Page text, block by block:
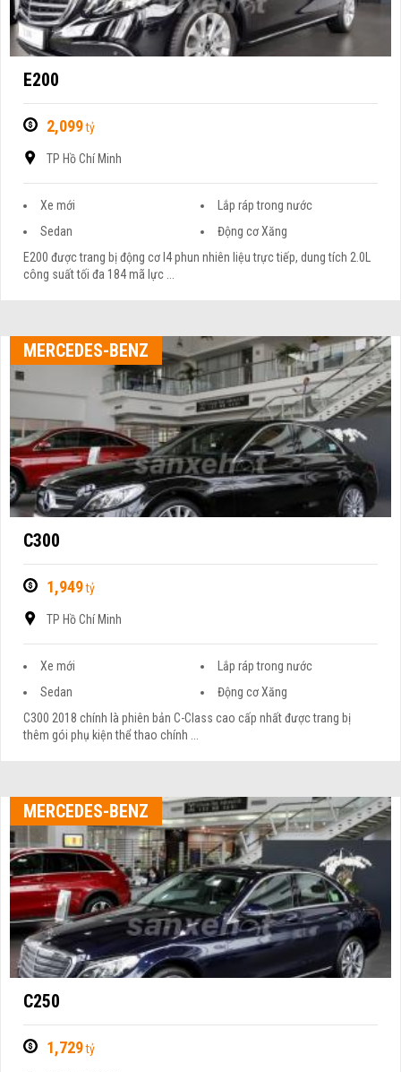
E200
2,099tỷ
TP Hồ Chí Minh
Xe mới
Lắp ráp trong nước
Sedan
Động cơ Xăng
E200 được trang bị động cơ I4 phun nhiên liệu trực tiếp, dung tích 2.0L
công suất tối đa 184 mã lực ...
MERCEDES-BENZ
C300
1,949tỷ
TP Hồ Chí Minh
Xe mới
Lắp ráp trong nước
Sedan
Động cơ Xăng
C300 2018 chính là phiên bản C-Class cao cấp nhất được trang bị
thêm gói phụ kiện thể thao chính ...
MERCEDES-BENZ
C250
1,729tỷ